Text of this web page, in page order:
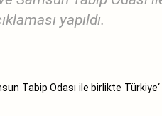
yapıldı.
Tabip Odası ile birlikte Türkiye‘